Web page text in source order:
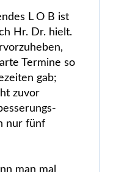
L O B ist
Hr. Dr. hielt.
Termine so
gab;
zuvor
nur fünf
man mal